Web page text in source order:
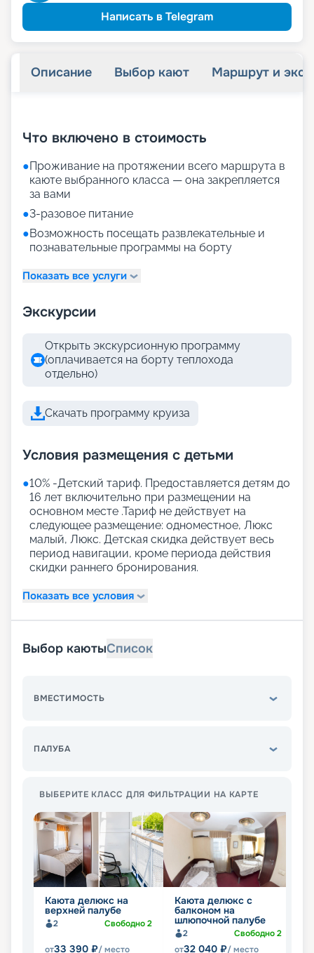
Написать в Telegram
Описание Выбор кают Маршрут и
Что включено в стоимость
●Проживание на протяжении всего маршрута в
каюте выбранного класса — она закрепляется
за вами
●3-разовое питание
●Возможность посещать развлекательные и
познавательные программы на борту
Показать все услуги
Экскурсии
Открыть экскурсионную программу
(оплачивается на борту теплохода
отдельно)
Скачать программу круиза
Условия размещения с детьми
●10% -Детский тариф. Предоставляется детям до
16 лет включительно при размещении на
основном месте .Тариф не действует на
следующее размещение: одноместное, Люкс
малый, Люкс. Детская скидка действует весь
период навигации, кроме периода действия
скидки раннего бронирования.
Показать все условия
Выбор каютыСписок
ВМЕСТИМОСТЬ
ПАЛУБА
ВЫБЕРИТЕ КЛАСС ДЛЯ ФИЛЬТРАЦИИ НА КАРТЕ
Каюта делюкс на
верхней палубе
2 Свободно2
от33 390 ₽/ место
Каюта делюкс с
балконом на
шлюпочной палубе
2 Свободно2
от32 040 ₽/ место